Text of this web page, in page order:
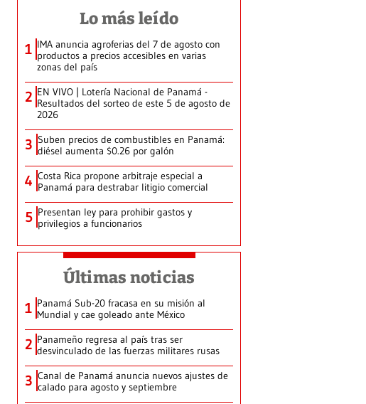
Lo más leído
1 IMA anuncia agroferias del 7 de agosto con
productos a precios accesibles en varias
zonas del país
2 EN VIVO | Lotería Nacional de Panamá -
Resultados del sorteo de este 5 de agosto de
2026
3 Suben precios de combustibles en Panamá:
diésel aumenta $0.26 por galón
4 Costa Rica propone arbitraje especial a
Panamá para destrabar litigio comercial
5 Presentan ley para prohibir gastos y
privilegios a funcionarios
Últimas noticias
1 Panamá Sub-20 fracasa en su misión al
Mundial y cae goleado ante México
2 Panameño regresa al país tras ser
desvinculado de las fuerzas militares rusas
3 Canal de Panamá anuncia nuevos ajustes de
calado para agosto y septiembre